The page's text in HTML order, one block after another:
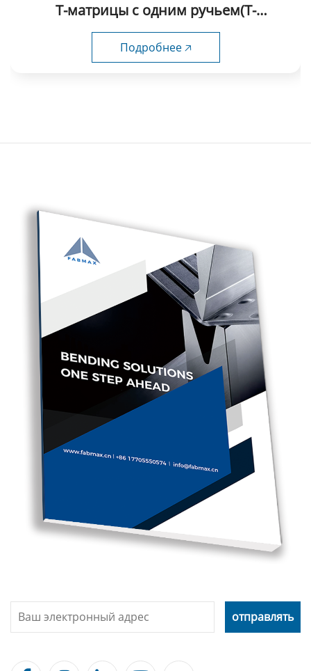
Т-матрицы с одним ручьем(Т-
Подробнее 🡥